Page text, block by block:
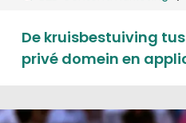
De kruisbestuiving
privé domein en